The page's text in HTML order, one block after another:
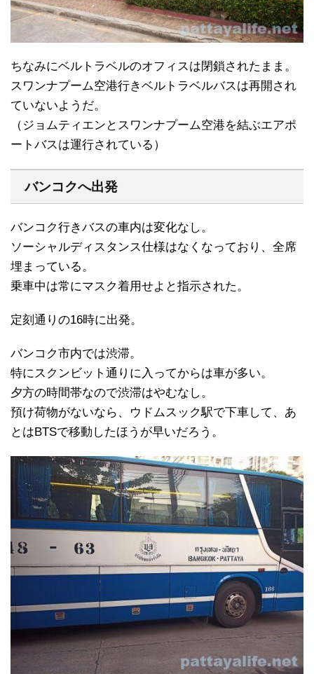
ちなみにベルトラベルのオフィスは閉鎖されたまま。
スワンナプーム空港行きベルトラベルバスは再開され
ていないようだ。
（ジョムティエンとスワンナプーム空港を結ぶエアポ
ートバスは運行されている）
バンコクへ出発
バンコク行きバスの車内は変化なし。
ソーシャルディスタンス仕様はなくなっており、全席
埋まっている。
乗車中は常にマスク着用せよと指示された。
定刻通りの16時に出発。
バンコク市内では渋滞。
特にスクンビット通りに入ってからは車が多い。
夕方の時間帯なので渋滞はやむなし。
預け荷物がないなら、ウドムスック駅で下車して、あ
とはBTSで移動したほうが早いだろう。